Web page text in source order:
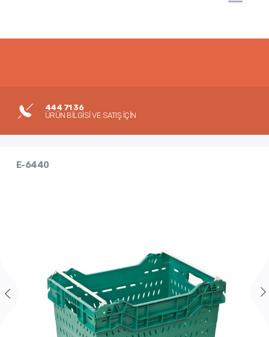
444 71 36
ÜRÜN BİLGİSİ VE SATIŞ İÇİN
E-6440